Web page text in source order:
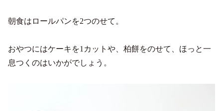
朝食はロールパンを2つのせて。
おやつにはケーキを1カットや、柏餅をのせて、ほっと一
息つくのはいかがでしょう。